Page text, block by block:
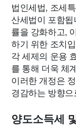
법인세법, 조세
산세법이 포함
률을 강화하고,
하기 위한 조치
각 세제의 운용
를 통해 더욱 체
이러한 개정은
경감하는 방향
양도소득세